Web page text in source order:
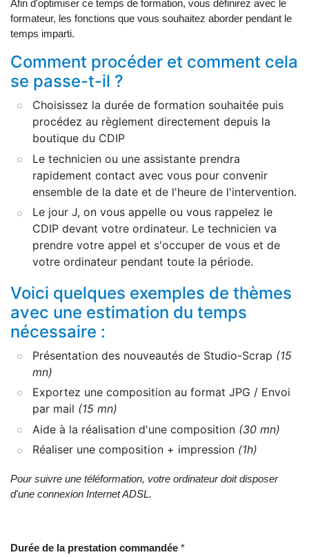
Afin d'optimiser ce temps de formation, vous définirez avec le
formateur, les fonctions que vous souhaitez aborder pendant le
temps imparti.
Comment procéder et comment cela
se passe-t-il ?
Choisissez la durée de formation souhaitée puis
procédez au règlement directement depuis la
boutique du CDIP
Le technicien ou une assistante prendra
rapidement contact avec vous pour convenir
ensemble de la date et de l'heure de l'intervention.
Le jour J, on vous appelle ou vous rappelez le
CDIP devant votre ordinateur. Le technicien va
prendre votre appel et s'occuper de vous et de
votre ordinateur pendant toute la période.
Voici quelques exemples de thèmes
avec une estimation du temps
nécessaire :
Présentation des nouveautés de Studio-Scrap (15
mn)
Exportez une composition au format JPG / Envoi
par mail (15 mn)
Aide à la réalisation d'une composition (30 mn)
Réaliser une composition + impression (1h)
Pour suivre une téléformation, votre ordinateur doit disposer
d'une connexion Internet ADSL.
Durée de la prestation commandée *